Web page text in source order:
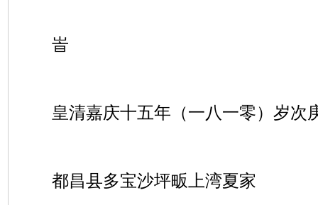
峕
皇清嘉庆十五年（一八一零）岁次
都昌县多宝沙坪畈上湾夏家